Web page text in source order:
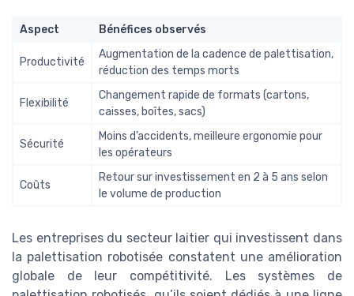
Aspect Bénéfices observés
Productivité
Augmentation de la cadence de palettisation,
réduction des temps morts
Flexibilité
Changement rapide de formats (cartons,
caisses, boîtes, sacs)
Sécurité
Moins d’accidents, meilleure ergonomie pour
les opérateurs
Coûts
Retour sur investissement en 2 à 5 ans selon
le volume de production
Les entreprises du secteur laitier qui investissent dans
la palettisation robotisée constatent une amélioration
globale de leur compétitivité. Les systèmes de